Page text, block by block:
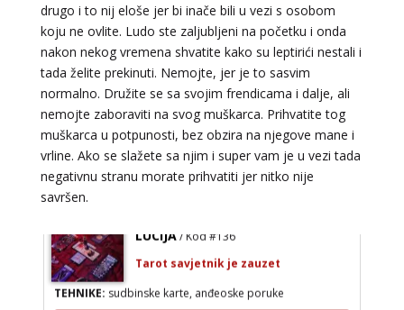
drugo i to nij eloše jer bi inače bili u vezi s osobom
koju ne ovlite. Ludo ste zaljubljeni na početku i onda
nakon nekog vremena shvatite kako su leptirići nestali i
tada želite prekinuti. Nemojte, jer je to sasvim
normalno. Družite se sa svojim frendicama i dalje, ali
nemojte zaboraviti na svog muškarca. Prihvatite tog
muškarca u potpunosti, bez obzira na njegove mane i
vrline. Ako se slažete sa njim i super vam je u vezi tada
negativnu stranu morate prihvatiti jer nitko nije
savršen.
LUCIJA / Kod #136
Tarot savjetnik je zauzet
TEHNIKE:sudbinske karte, anđeoske poruke